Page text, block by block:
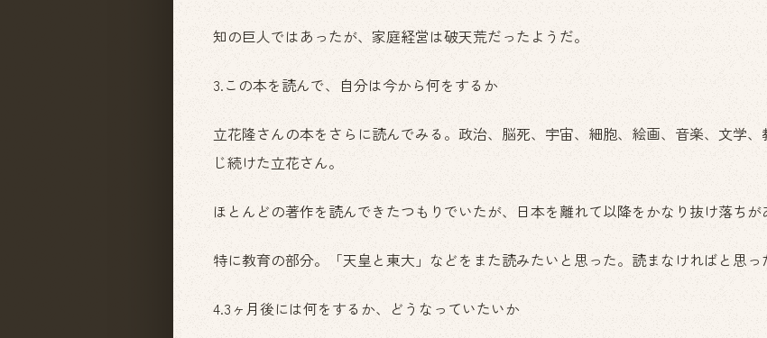
知の巨人ではあったが、家庭経営は破天荒だったようだ。
3.この本を読んで、自分は今から何をするか
立花隆さんの本をさらに読んでみる。政治、脳死、宇宙、細胞、絵画、音楽、文学
じ続けた立花さん。
ほとんどの著作を読んできたつもりでいたが、日本を離れて以降をかなり抜け落ちが
特に教育の部分。「天皇と東大」などをまた読みたいと思った。読まなければと思っ
4.3ヶ月後には何をするか、どうなっていたいか